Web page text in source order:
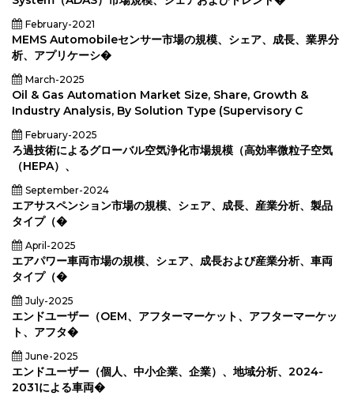
February-2021
MEMS Automobileセンサー市場の規模、シェア、成長、業界分
析、アプリケーシ�
March-2025
Oil & Gas Automation Market Size, Share, Growth &
Industry Analysis, By Solution Type (Supervisory C
February-2025
ろ過技術によるグローバル空気浄化市場規模（高効率微粒子空気
（HEPA）、
September-2024
エアサスペンション市場の規模、シェア、成長、産業分析、製品
タイプ（�
April-2025
エアパワー車両市場の規模、シェア、成長および産業分析、車両
タイプ（�
July-2025
エンドユーザー（OEM、アフターマーケット、アフターマーケッ
ト、アフタ�
June-2025
エンドユーザー（個人、中小企業、企業）、地域分析、2024-
2031による車両�